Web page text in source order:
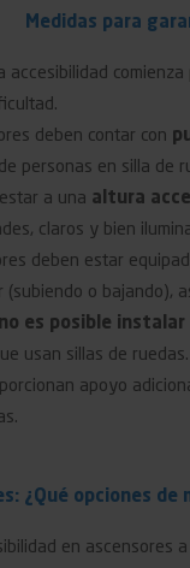
Medidas para
accesibilidad
deben contar con
personas en silla de
a una altura
claros y bien
deben estar
o bajando),
no es posible instalar
usan sillas de ruedas.
apoyo
¿Qué opciones
en ascensores